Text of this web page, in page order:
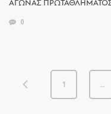
ΑΓΩΝΑΣ ΠΡΩΤΑΘΛΗΜΑΤΟΣ
0
1 …